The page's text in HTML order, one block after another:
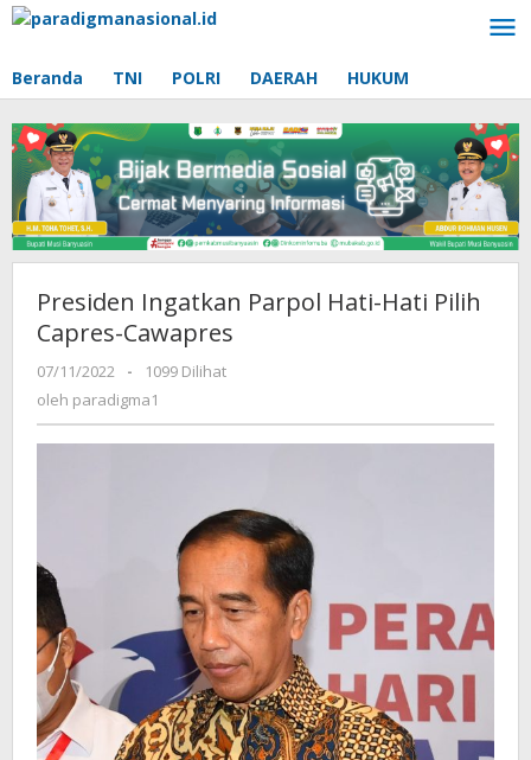
Lewati
Beranda TNI POLRI DAERAH HUKUM
Presiden Ingatkan Parpol Hati-Hati Pilih
Capres-Cawapres
07/11/2022
oleh
paradigma1
-
1099 Dilihat
oleh paradigma1